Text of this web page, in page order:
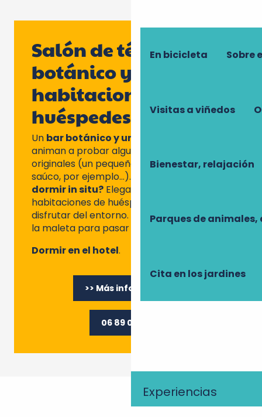
En bicicleta Sobre
Visitas a viñedos
Bienestar, relajación
Parques de
Cita en los jardines
Experiencias
Salón de té, bar
botánico y
habitaciones de
huéspedes
Un bar botánico y un restaurante
animan a probar algunos sabores
originales (un pequeño cóctel de flor de
saúco, por ejemplo…).
dormir in situ? Elegantes y acogedoras, 5
habitaciones de huéspedes le invitan a
disfrutar del entorno. Sólo tiene que hacer
la maleta para pasar un fin de semana.
Dormir en el hotel.
>> Más información
06 89 02 21 65